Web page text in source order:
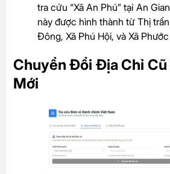
tra cứu “Xã An Phú” tại An
này được hình thành từ Thị
Đông, Xã Phú Hội, và Xã
Chuyển Đổi Địa Chỉ
Mới